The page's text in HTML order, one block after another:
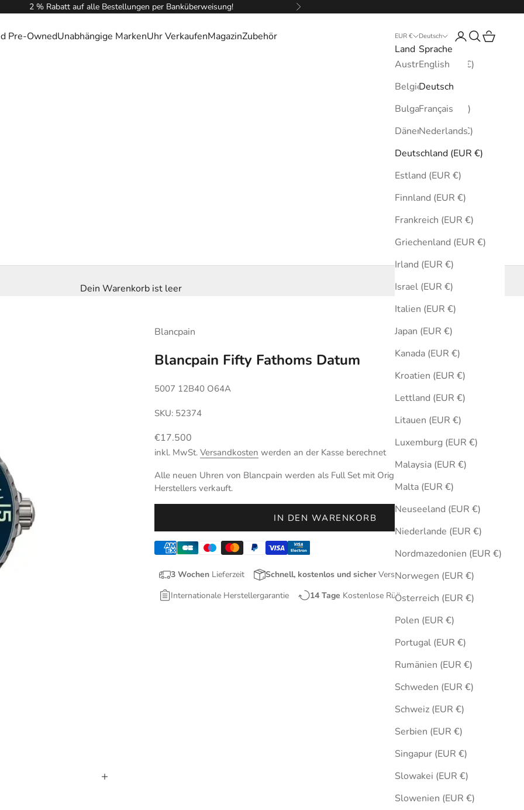
2 % Rabatt auf alle Bestellungen per Banküberweisung! Vor
Pre-OwnedUnabhängige MarkenUhr VerkaufenMagazinZubehör EUR €
Land
Australien (EUR €)
Belgien (EUR €)
Bulgarien (EUR €)
Dänemark (EUR €)
Deutschland (EUR €)
Estland (EUR €)
Finnland (EUR €)
Frankreich (EUR €)
Griechenland (EUR €)
Irland (EUR €)
Israel (EUR €)
Italien (EUR €)
Japan (EUR €)
Kanada (EUR €)
Kroatien (EUR €)
Lettland (EUR €)
Litauen (EUR €)
Luxemburg (EUR €)
Malaysia (EUR €)
Malta (EUR €)
Neuseeland (EUR €)
Niederlande (EUR €)
Nordmazedonien (EUR €)
Norwegen (EUR €)
Österreich (EUR €)
Polen (EUR €)
Portugal (EUR €)
Rumänien (EUR €)
Schweden (EUR €)
Schweiz (EUR €)
Serbien (EUR €)
Singapur (EUR €)
Slowakei (EUR €)
Slowenien (EUR €)
Deutsch
Sprache
English
Deutsch
Français
Nederlands
Anmelden
Suchen
Dein Warenkorb ist leer
Blancpain
Blancpain Fifty Fathoms Datum
5007 12B40 O64A
SKU: 52374
Angebot
€17.500
inkl. MwSt. Versandkosten werden an der Kasse berechnet
Alle neuen Uhren von Blancpain werden als Full Set mit Originalbox und Zertifikat des
Herstellers verkauft.
IN DEN WARENKORB
3 Wochen Lieferzeit Schnell, kostenlos und sicherVersand
Internationale Herstellergarantie
14 Tage Kostenlose Rücksendungen